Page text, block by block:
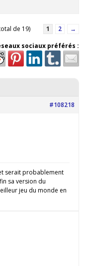
de 19) 1 2
→
sociaux préférés :
#108218
serait probablement
sa version du
jeu du monde en